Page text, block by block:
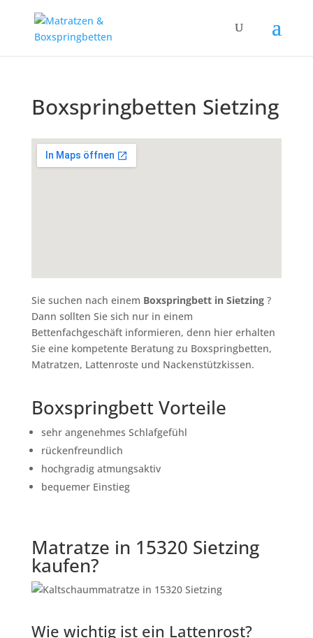
Boxspringbetten Sietzing
Sie suchen nach einem Boxspringbett in Sietzing?
Dann sollten Sie sich nur in einem
Bettenfachgeschäft informieren, denn hier erhalten
Sie eine kompetente Beratung zu Boxspringbetten,
Matratzen, Lattenroste und Nackenstützkissen.
Boxspringbett Vorteile
sehr angenehmes Schlafgefühl
rückenfreundlich
hochgradig atmungsaktiv
bequemer Einstieg
Matratze in 15320 Sietzing
kaufen?
Wie wichtig ist ein Lattenrost?